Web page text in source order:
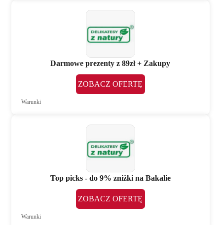
Darmowe prezenty z 89zł + Zakupy
ZOBACZ OFERTĘ
Warunki
Top picks - do 9% zniżki na Bakalie
ZOBACZ OFERTĘ
Warunki